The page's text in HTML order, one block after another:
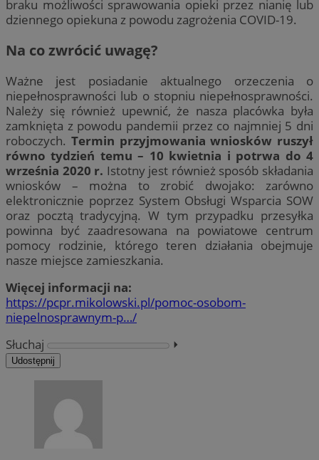
braku możliwości sprawowania opieki przez nianię lub
dziennego opiekuna z powodu zagrożenia COVID-19.
Na co zwrócić uwagę?
Ważne jest posiadanie aktualnego orzeczenia o
niepełnosprawności lub o stopniu niepełnosprawności.
Należy się również upewnić, że nasza placówka była
zamknięta z powodu pandemii przez co najmniej 5 dni
roboczych. Termin przyjmowania wniosków ruszył
równo tydzień temu – 10 kwietnia i potrwa do 4
września 2020 r. Istotny jest również sposób składania
wniosków – można to zrobić dwojako: zarówno
elektronicznie poprzez System Obsługi Wsparcia SOW
oraz pocztą tradycyjną. W tym przypadku przesyłka
powinna być zaadresowana na powiatowe centrum
pomocy rodzinie, którego teren działania obejmuje
nasze miejsce zamieszkania.
Więcej informacji na:
https://pcpr.mikolowski.pl/pomoc-osobom-
niepelnosprawnym-p…/
Słuchaj
⏵︎
Udostępnij